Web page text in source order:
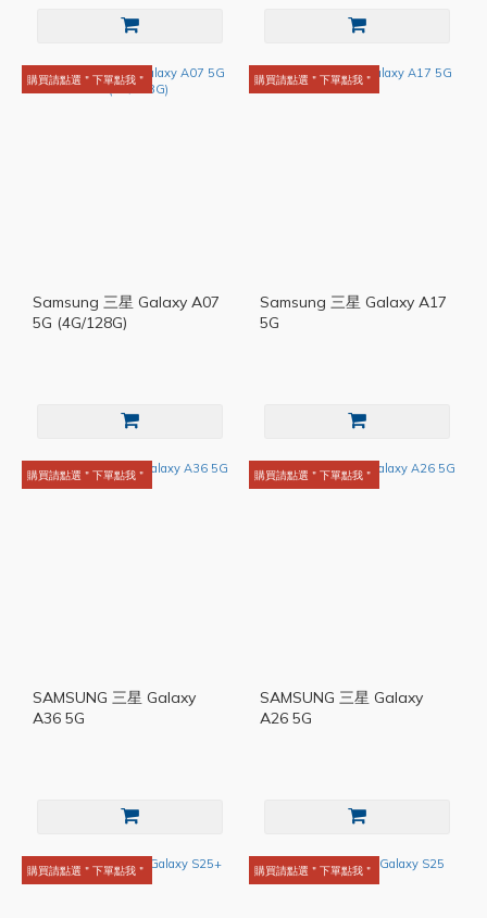
購買請點選＂下單點我＂
Samsung 三星 Galaxy A07
5G (4G/128G)
購買請點選＂下單點我＂
Samsung 三星 Galaxy A17
5G
購買請點選＂下單點我＂
SAMSUNG 三星 Galaxy
A36 5G
購買請點選＂下單點我＂
SAMSUNG 三星 Galaxy
A26 5G
購買請點選＂下單點我＂ 購買請點選＂下單點我＂